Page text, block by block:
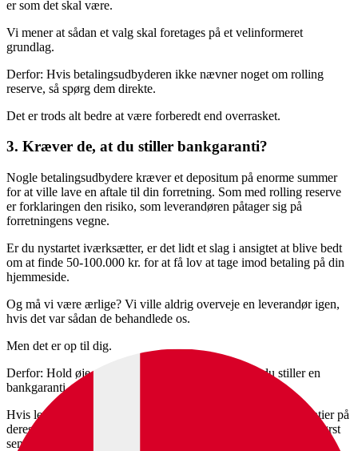
er som det skal være.
Vi mener at sådan et valg skal foretages på et velinformeret
grundlag.
Derfor: Hvis betalingsudbyderen ikke nævner noget om rolling
reserve, så spørg dem direkte.
Det er trods alt bedre at være forberedt end overrasket.
3. Kræver de, at du stiller bankgaranti?
Nogle betalingsudbydere kræver et depositum på enorme summer
for at ville lave en aftale til din forretning. Som med rolling reserve
er forklaringen den risiko, som leverandøren påtager sig på
forretningens vegne.
Er du nystartet iværksætter, er det lidt et slag i ansigtet at blive bedt
om at finde 50-100.000 kr. for at få lov at tage imod betaling på din
hjemmeside.
Og må vi være ærlige? Vi ville aldrig overveje en leverandør igen,
hvis det var sådan de behandlede os.
Men det er op til dig.
Derfor: Hold øje med, om leverandøren kræver, at du stiller en
bankgaranti.
Hvis leverandøren IKKE nævner noget om mulige bankgarantier på
deres hjemmeside, bør du nok være varsom. Det er som regel først
senere i forløbet, de smider den på bordet.